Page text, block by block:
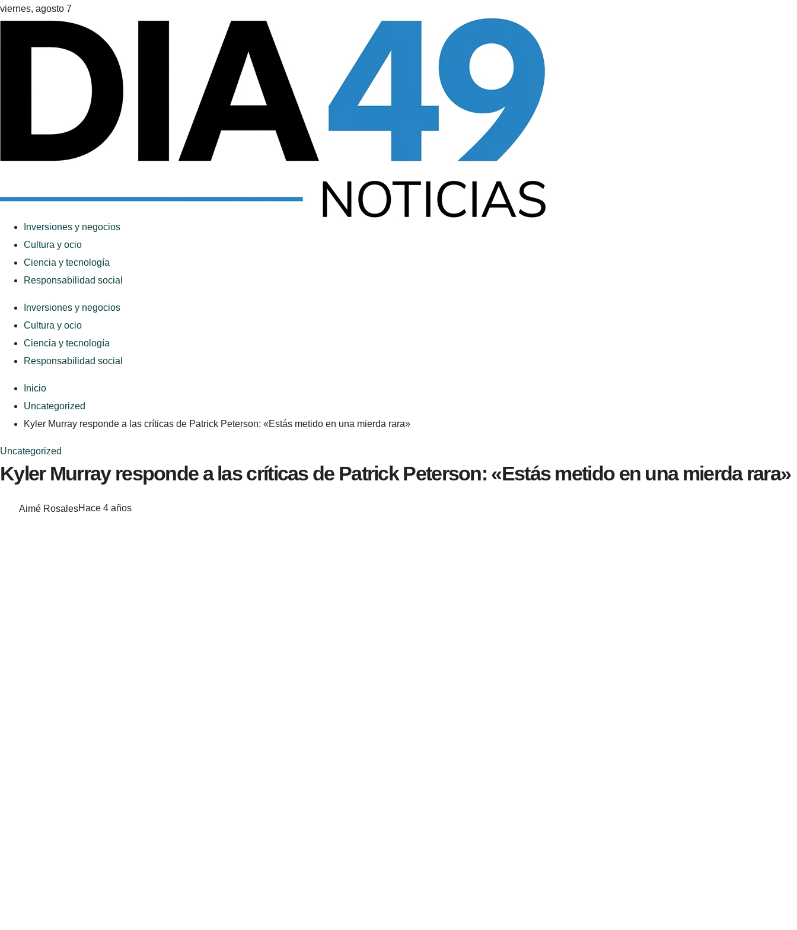
viernes, agosto 7
Inversiones y negocios
Cultura y ocio
Ciencia y tecnología
Responsabilidad social
Inversiones y negocios
Cultura y ocio
Ciencia y tecnología
Responsabilidad social
Inicio
Uncategorized
Kyler Murray responde a las críticas de Patrick Peterson: «Estás metido en una mierda rara»
Uncategorized
Kyler Murray responde a las críticas de Patrick Peterson: «Estás metido en una mierda rara»
Aimé RosalesHace 4 años